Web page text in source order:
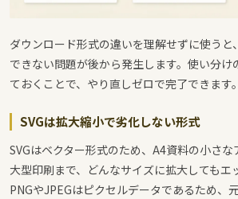
ダウンロード形式の違いを理解せずに使うと、
できない問題が後から発生します。使い分け
ておくことで、やり直しゼロで完了できます。
SVGは拡大縮小で劣化しない形式
SVGはベクター形式のため、A4資料の小さな
大型印刷まで、どんなサイズに拡大してもエ
PNGやJPEGはピクセルデータであるため、